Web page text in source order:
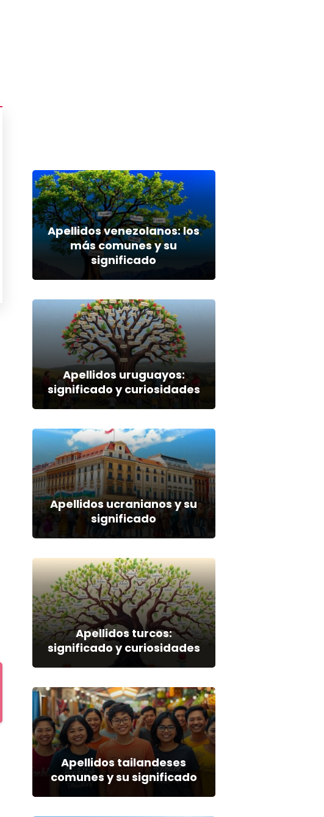
Apellidos venezolanos: los
más comunes y su
significado
Apellidos uruguayos:
significado y curiosidades
Apellidos ucranianos y su
significado
Apellidos turcos:
significado y curiosidades
Apellidos tailandeses
comunes y su significado